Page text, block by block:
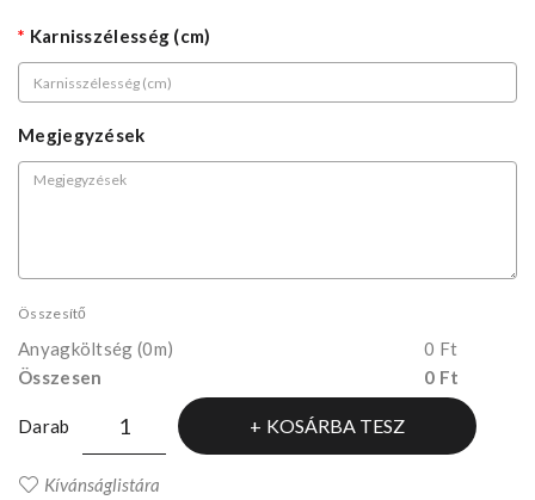
Karnisszélesség (cm)
Megjegyzések
Összesítő
Anyagköltség (0m)
0 Ft
Összesen
0 Ft
Darab KOSÁRBA TESZ
Kívánságlistára